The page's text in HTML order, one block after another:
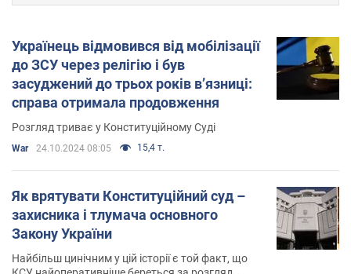
Українець відмовився від мобілізації
до ЗСУ через релігію і був
засуджений до трьох років в’язниці:
справа отримала продовження
Розгляд триває у Конституційному Суді
War 24.10.2024 08:05 15,4 т.
Як врятувати Конституційний суд –
захисника і тлумача основного
Закону України
Найбільш цинічним у цій історії є той факт, що